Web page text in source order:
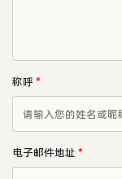
称呼*
电子邮件地址 *